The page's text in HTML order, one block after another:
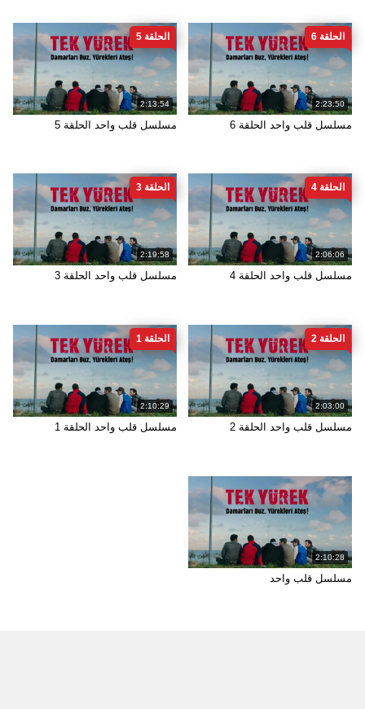
2:23:50
الحلقة 6
مسلسل قلب واحد الحلقة 6
2:13:54
الحلقة 5
مسلسل قلب واحد الحلقة 5
2:06:06
الحلقة 4
مسلسل قلب واحد الحلقة 4
2:19:58
الحلقة 3
مسلسل قلب واحد الحلقة 3
2:03:00
الحلقة 2
مسلسل قلب واحد الحلقة 2
2:10:29
الحلقة 1
مسلسل قلب واحد الحلقة 1
2:10:28
مسلسل قلب واحد